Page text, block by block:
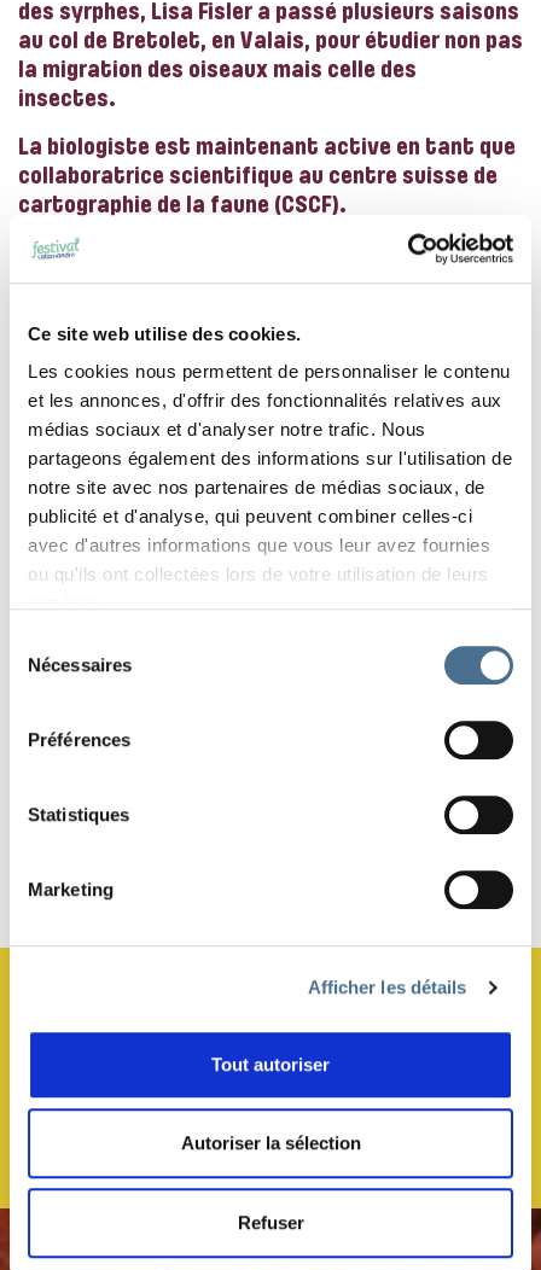
Ce site web utilise des cookies.
Les cookies nous permettent de personnaliser le contenu
et les annonces, d'offrir des fonctionnalités relatives aux
médias sociaux et d'analyser notre trafic. Nous
partageons également des informations sur l'utilisation de
notre site avec nos partenaires de médias sociaux, de
publicité et d'analyse, qui peuvent combiner celles-ci
avec d'autres informations que vous leur avez fournies
ou qu'ils ont collectées lors de votre utilisation de leurs
Nécessaires
Préférences
Statistiques
Marketing
Afficher les détails
Tout autoriser
Autoriser la sélection
Refuser
des syrphes, Lisa Fisler a passé plusieurs saisons
au col de Bretolet, en Valais, pour étudier non pas
la migration des oiseaux mais celle des
insectes.
La biologiste est maintenant active en tant que
collaboratrice scientifique au centre suisse de
cartographie de la faune (CSCF).
JE M’ABONNE À LA NEWSLETTER !